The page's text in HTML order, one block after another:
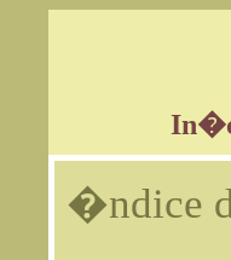
�ndice